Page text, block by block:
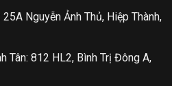
Nguyễn Ảnh Thủ, Hiệp Thành,
Tân: 812 HL2, Bình Trị Đông A,